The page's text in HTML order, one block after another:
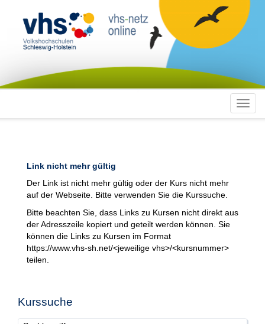
Link nicht mehr gültig
Der Link ist nicht mehr gültig oder der Kurs nicht mehr
auf der Webseite. Bitte verwenden Sie die Kurssuche.
Bitte beachten Sie, dass Links zu Kursen nicht direkt aus
der Adresszeile kopiert und geteilt werden können. Sie
können die Links zu Kursen im Format
https://www.vhs-sh.net/<jeweilige vhs>/<kursnummer>
teilen.
Kurssuche